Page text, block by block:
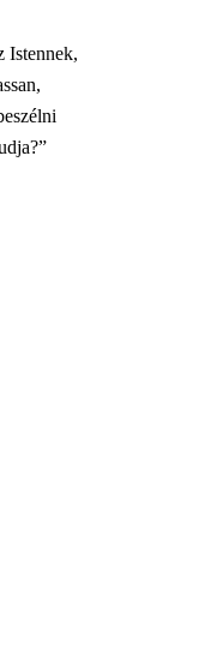
Istennek,